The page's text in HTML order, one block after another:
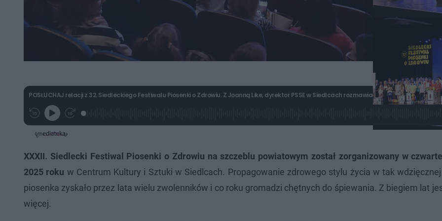
POSŁUCHAJ relacji z 32. Siedleckiego Festiwalu Piosenki o Zdrowiu. Z Joanną Like, dyrektor PSSE w Siedlcach rozmawiała Monika Półbratek:
G
r
a
j
P
z
e
w
ń
1
s
o
t
u
ł
z
1
s
o
p
a
2
4
%
XXXII. Siedlecki Festiwal Piosenki o Zdrowiu na szczeblu powiatowym został zorganizowany w
2025 roku w Centrum Kultury i Sztuki w Siedlcach. Propagowanie zdrowego stylu życia w tak
piosenka zyskało przez lata wielu zwolenników i co roku gromadzi chętnych do śpiewania. Z biegiem lat
więcej.